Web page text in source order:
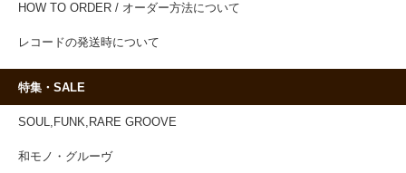
HOW TO ORDER / オーダー方法について
レコードの発送時について
特集・SALE
SOUL,FUNK,RARE GROOVE
和モノ・グルーヴ